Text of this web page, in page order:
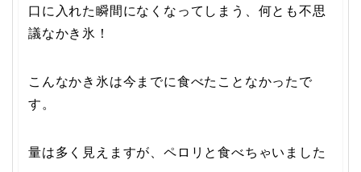
口に入れた瞬間になくなってしまう、何とも不思
議なかき氷！
こんなかき氷は今までに食べたことなかったで
す。
量は多く見えますが、ペロリと食べちゃいました